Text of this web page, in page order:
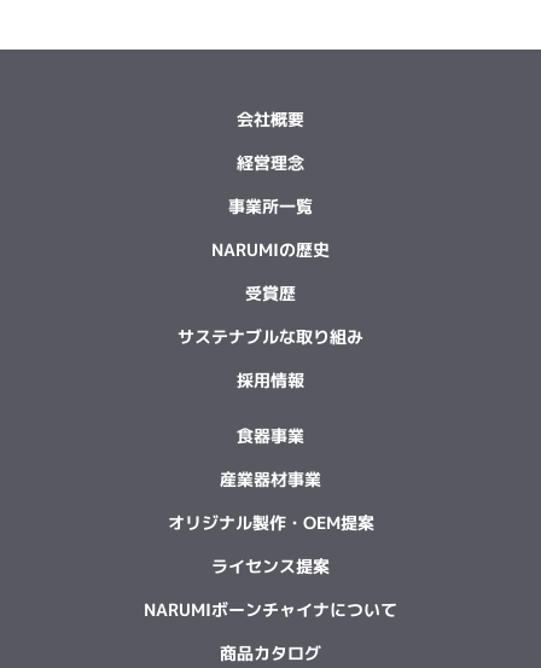
会社概要
経営理念
事業所一覧
NARUMIの歴史
受賞歴
サステナブルな取り組み
採用情報
食器事業
産業器材事業
オリジナル製作・OEM提案
ライセンス提案
NARUMIボーンチャイナについて
商品カタログ